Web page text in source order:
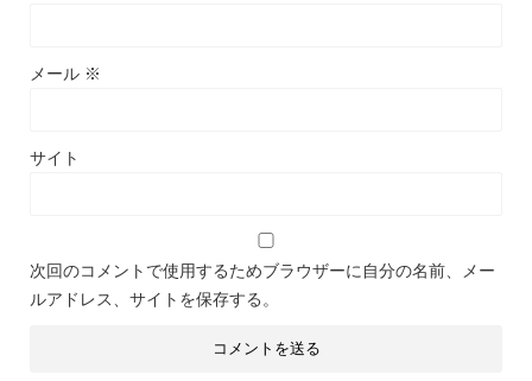
メール ※
サイト
次回のコメントで使用するためブラウザーに自分の名前、メー
ルアドレス、サイトを保存する。